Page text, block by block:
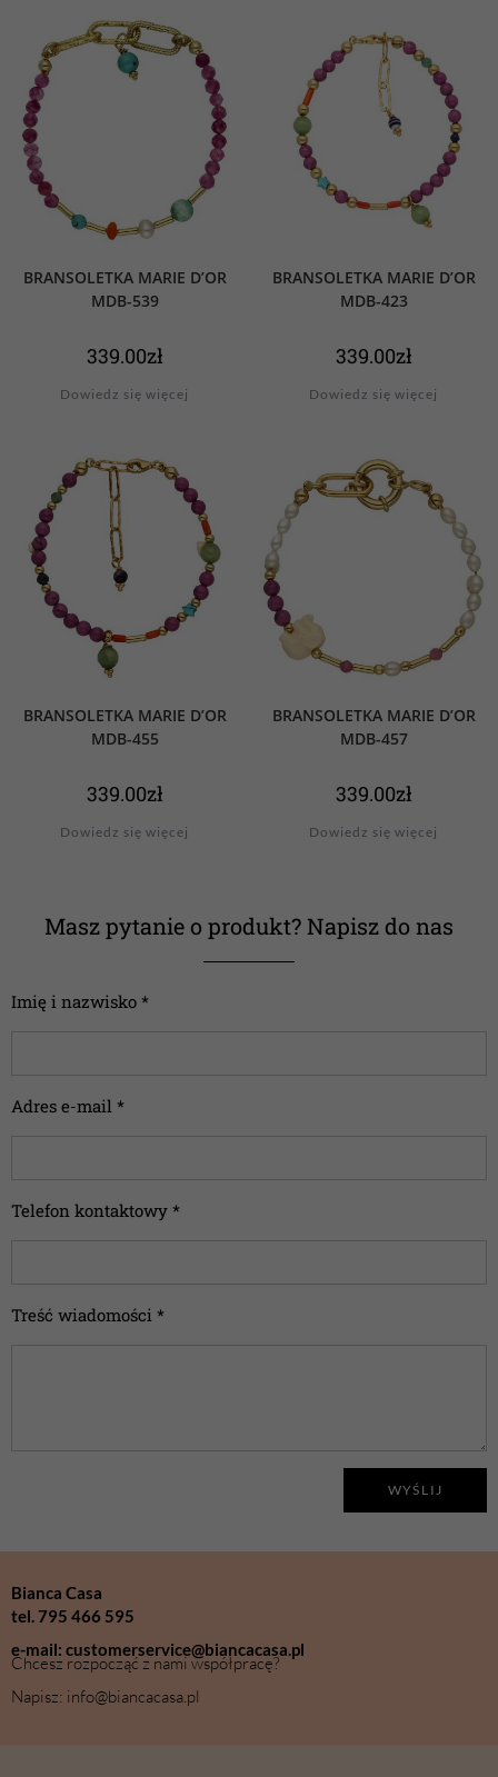
BRANSOLETKA MARIE D’OR
MDB-539
339.00zł
Dowiedz się więcej
BRANSOLETKA MARIE D’OR
MDB-423
339.00zł
Dowiedz się więcej
BRANSOLETKA MARIE D’OR
MDB-455
339.00zł
Dowiedz się więcej
BRANSOLETKA MARIE D’OR
MDB-457
339.00zł
Dowiedz się więcej
Masz pytanie o produkt? Napisz do nas
Imię i nazwisko *
Adres e-mail *
Telefon kontaktowy *
Treść wiadomości *
WYŚLIJ
Bianca Casa
tel. 795 466 595
e-mail: customerservice@biancacasa.pl
Chcesz rozpocząć z nami współpracę?
Napisz: info@biancacasa.pl